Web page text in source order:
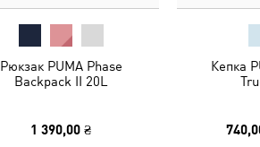
Рюкзак PUMA Phase
Backpack II 20L
1 390,00 ₴
Кепка